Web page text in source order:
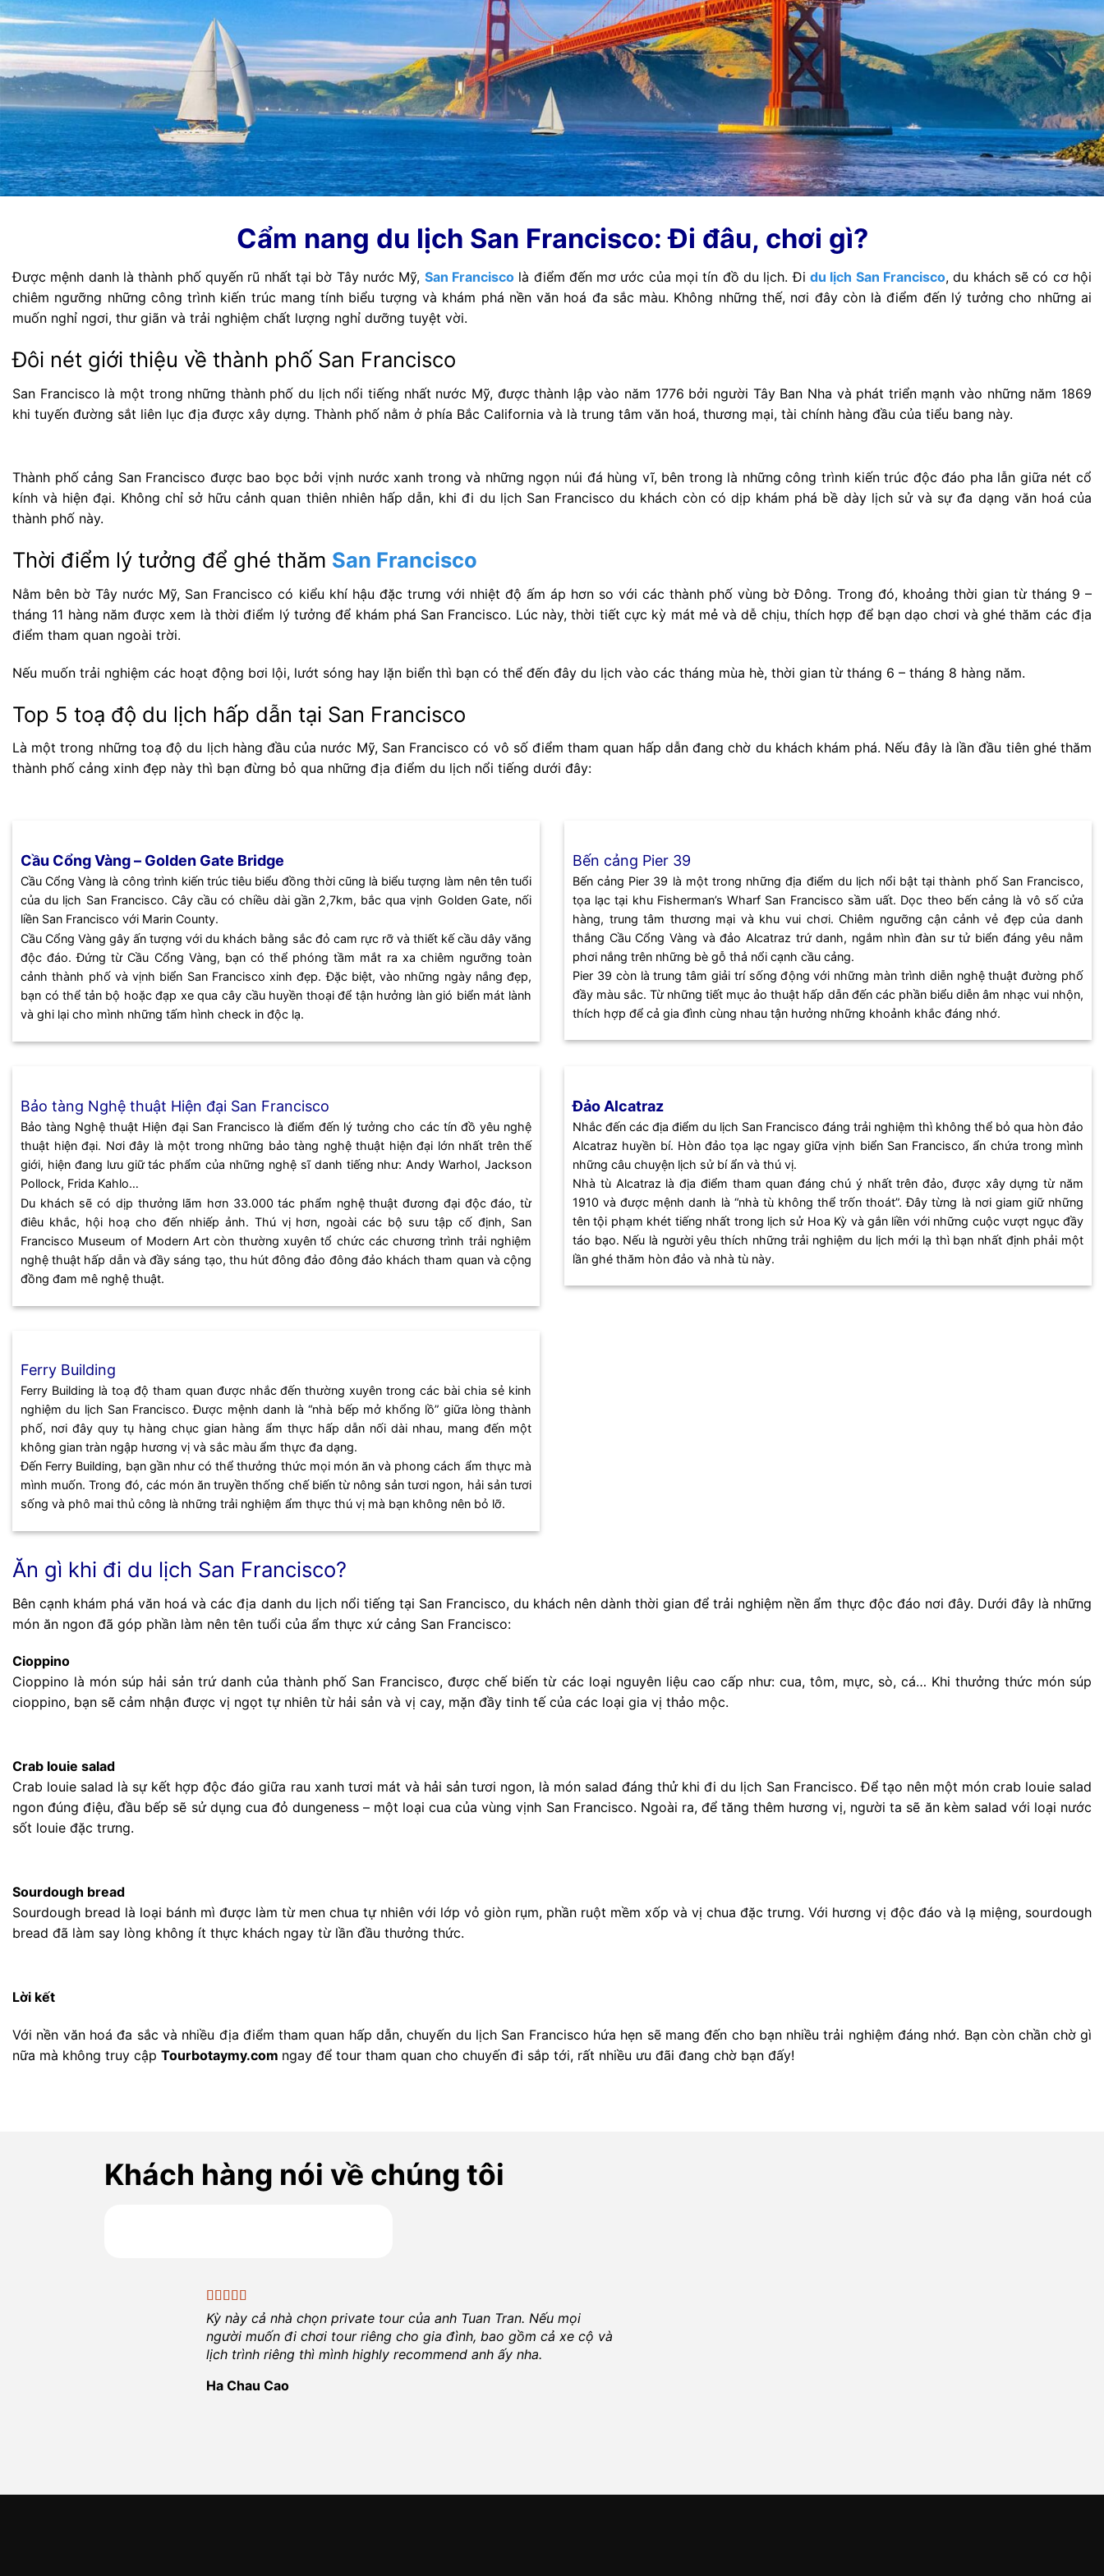
Cẩm nang du lịch San Francisco: Đi đâu, chơi gì?
Được mệnh danh là thành phố quyến rũ nhất tại bờ Tây nước Mỹ, San Franciscolà điểm đến mơ ước của mọi tín đồ du lịch. Đidu lịch San Francisco, du khách sẽ có cơ hội
chiêm ngưỡng những công trình kiến trúc mang tính biểu tượng và khám phá nền văn hoá đa sắc màu. Không những thế, nơi đây còn là điểm đến lý tưởng cho những ai
muốn nghỉ ngơi, thư giãn và trải nghiệm chất lượng nghỉ dưỡng tuyệt vời.
Đôi nét giới thiệu về thành phố San Francisco
San Francisco là một trong những thành phố du lịch nổi tiếng nhất nước Mỹ, được thành lập vào năm 1776 bởi người Tây Ban Nha và phát triển mạnh vào những năm 1869
khi tuyến đường sắt liên lục địa được xây dựng. Thành phố nằm ở phía Bắc California và là trung tâm văn hoá, thương mại, tài chính hàng đầu của tiểu bang này.
Thành phố cảng San Francisco được bao bọc bởi vịnh nước xanh trong và những ngọn núi đá hùng vĩ, bên trong là những công trình kiến trúc độc đáo pha lẫn giữa nét cổ
kính và hiện đại. Không chỉ sở hữu cảnh quan thiên nhiên hấp dẫn, khi đi du lịch San Francisco du khách còn có dịp khám phá bề dày lịch sử và sự đa dạng văn hoá của
thành phố này.
Thời điểm lý tưởng để ghé thăm San Francisco
Nằm bên bờ Tây nước Mỹ, San Francisco có kiểu khí hậu đặc trưng với nhiệt độ ấm áp hơn so với các thành phố vùng bờ Đông. Trong đó, khoảng thời gian từ tháng 9 –
tháng 11 hàng năm được xem là thời điểm lý tưởng để khám phá San Francisco. Lúc này, thời tiết cực kỳ mát mẻ và dễ chịu, thích hợp để bạn dạo chơi và ghé thăm các địa
điểm tham quan ngoài trời.
Nếu muốn trải nghiệm các hoạt động bơi lội, lướt sóng hay lặn biển thì bạn có thể đến đây du lịch vào các tháng mùa hè, thời gian từ tháng 6 – tháng 8 hàng năm.
Top 5 toạ độ du lịch hấp dẫn tại San Francisco
Là một trong những toạ độ du lịch hàng đầu của nước Mỹ, San Francisco có vô số điểm tham quan hấp dẫn đang chờ du khách khám phá. Nếu đây là lần đầu tiên ghé thăm
thành phố cảng xinh đẹp này thì bạn đừng bỏ qua những địa điểm du lịch nổi tiếng dưới đây:
Cầu Cổng Vàng – Golden Gate Bridge
Cầu Cổng Vàng là công trình kiến trúc tiêu biểu đồng thời cũng là biểu tượng làm nên tên tuổi
của du lịch San Francisco. Cây cầu có chiều dài gần 2,7km, bắc qua vịnh Golden Gate, nối
liền San Francisco với Marin County.
Cầu Cổng Vàng gây ấn tượng với du khách bằng sắc đỏ cam rực rỡ và thiết kế cầu dây văng
độc đáo. Đứng từ Cầu Cổng Vàng, bạn có thể phóng tầm mắt ra xa chiêm ngưỡng toàn
cảnh thành phố và vịnh biển San Francisco xinh đẹp. Đặc biệt, vào những ngày nắng đẹp,
bạn có thể tản bộ hoặc đạp xe qua cây cầu huyền thoại để tận hưởng làn gió biển mát lành
và ghi lại cho mình những tấm hình check in độc lạ.
Bến cảng Pier 39
Bến cảng Pier 39 là một trong những địa điểm du lịch nổi bật tại thành phố San Francisco,
tọa lạc tại khu Fisherman’s Wharf San Francisco sầm uất. Dọc theo bến cảng là vô số cửa
hàng, trung tâm thương mại và khu vui chơi. Chiêm ngưỡng cận cảnh vẻ đẹp của danh
thắng Cầu Cổng Vàng và đảo Alcatraz trứ danh, ngắm nhìn đàn sư tử biển đáng yêu nằm
phơi nắng trên những bè gỗ thả nổi cạnh cầu cảng.
Pier 39 còn là trung tâm giải trí sống động với những màn trình diễn nghệ thuật đường phố
đầy màu sắc. Từ những tiết mục ảo thuật hấp dẫn đến các phần biểu diễn âm nhạc vui nhộn,
thích hợp để cả gia đình cùng nhau tận hưởng những khoảnh khắc đáng nhớ.
Bảo tàng Nghệ thuật Hiện đại San Francisco
Bảo tàng Nghệ thuật Hiện đại San Francisco là điểm đến lý tưởng cho các tín đồ yêu nghệ
thuật hiện đại. Nơi đây là một trong những bảo tàng nghệ thuật hiện đại lớn nhất trên thế
giới, hiện đang lưu giữ tác phẩm của những nghệ sĩ danh tiếng như: Andy Warhol, Jackson
Pollock, Frida Kahlo…
Du khách sẽ có dịp thưởng lãm hơn 33.000 tác phẩm nghệ thuật đương đại độc đáo, từ
điêu khắc, hội hoạ cho đến nhiếp ảnh. Thú vị hơn, ngoài các bộ sưu tập cố định, San
Francisco Museum of Modern Art còn thường xuyên tổ chức các chương trình trải nghiệm
nghệ thuật hấp dẫn và đầy sáng tạo, thu hút đông đảo đông đảo khách tham quan và cộng
đồng đam mê nghệ thuật.
Đảo Alcatraz
Nhắc đến các địa điểm du lịch San Francisco đáng trải nghiệm thì không thể bỏ qua hòn đảo
Alcatraz huyền bí. Hòn đảo tọa lạc ngay giữa vịnh biển San Francisco, ẩn chứa trong mình
những câu chuyện lịch sử bí ẩn và thú vị.
Nhà tù Alcatraz là địa điểm tham quan đáng chú ý nhất trên đảo, được xây dựng từ năm
1910 và được mệnh danh là “nhà tù không thể trốn thoát”. Đây từng là nơi giam giữ những
tên tội phạm khét tiếng nhất trong lịch sử Hoa Kỳ và gắn liền với những cuộc vượt ngục đầy
táo bạo. Nếu là người yêu thích những trải nghiệm du lịch mới lạ thì bạn nhất định phải một
lần ghé thăm hòn đảo và nhà tù này.
Ferry Building
Ferry Building là toạ độ tham quan được nhắc đến thường xuyên trong các bài chia sẻ kinh
nghiệm du lịch San Francisco. Được mệnh danh là “nhà bếp mở khổng lồ” giữa lòng thành
phố, nơi đây quy tụ hàng chục gian hàng ẩm thực hấp dẫn nối dài nhau, mang đến một
không gian tràn ngập hương vị và sắc màu ẩm thực đa dạng.
Đến Ferry Building, bạn gần như có thể thưởng thức mọi món ăn và phong cách ẩm thực mà
mình muốn. Trong đó, các món ăn truyền thống chế biến từ nông sản tươi ngon, hải sản tươi
sống và phô mai thủ công là những trải nghiệm ẩm thực thú vị mà bạn không nên bỏ lỡ.
Ăn gì khi đi du lịch San Francisco?
Bên cạnh khám phá văn hoá và các địa danh du lịch nổi tiếng tại San Francisco, du khách nên dành thời gian để trải nghiệm nền ẩm thực độc đáo nơi đây. Dưới đây là những
món ăn ngon đã góp phần làm nên tên tuổi của ẩm thực xứ cảng San Francisco:
Cioppino
Cioppino là món súp hải sản trứ danh của thành phố San Francisco, được chế biến từ các loại nguyên liệu cao cấp như: cua, tôm, mực, sò, cá… Khi thưởng thức món súp
cioppino, bạn sẽ cảm nhận được vị ngọt tự nhiên từ hải sản và vị cay, mặn đầy tinh tế của các loại gia vị thảo mộc.
Crab louie salad
Crab louie salad là sự kết hợp độc đáo giữa rau xanh tươi mát và hải sản tươi ngon, là món salad đáng thử khi đi du lịch San Francisco. Để tạo nên một món crab louie salad
ngon đúng điệu, đầu bếp sẽ sử dụng cua đỏ dungeness – một loại cua của vùng vịnh San Francisco. Ngoài ra, để tăng thêm hương vị, người ta sẽ ăn kèm salad với loại nước
sốt louie đặc trưng.
Sourdough bread
Sourdough bread là loại bánh mì được làm từ men chua tự nhiên với lớp vỏ giòn rụm, phần ruột mềm xốp và vị chua đặc trưng. Với hương vị độc đáo và lạ miệng, sourdough
bread đã làm say lòng không ít thực khách ngay từ lần đầu thưởng thức.
Lời kết
Với nền văn hoá đa sắc và nhiều địa điểm tham quan hấp dẫn, chuyến du lịch San Francisco hứa hẹn sẽ mang đến cho bạn nhiều trải nghiệm đáng nhớ. Bạn còn chần chờ gì
nữa mà không truy cập Tourbotaymy.com ngay để tour tham quan cho chuyến đi sắp tới, rất nhiều ưu đãi đang chờ bạn đấy!
Khách hàng nói về chúng tôi
Kỳ này cả nhà chọn private tour của anh Tuan Tran. Nếu mọi
người muốn đi chơi tour riêng cho gia đình, bao gồm cả xe cộ và
lịch trình riêng thì mình highly recommend anh ấy nha.
Ha Chau Cao